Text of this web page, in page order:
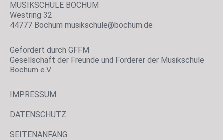
MUSIKSCHULE BOCHUM
Westring 32
44777 Bochum musikschule@bochum.de
Gefördert durch GFFM
Gesellschaft der Freunde und Förderer der Musikschule
Bochum e.V.
IMPRESSUM
DATENSCHUTZ
SEITENANFANG